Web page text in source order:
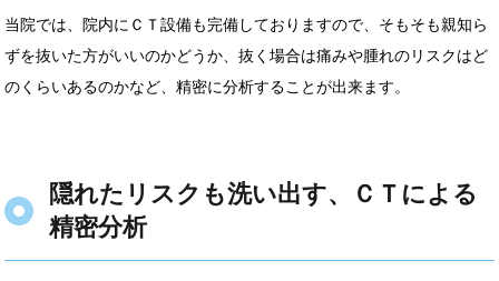
当院では、院内にＣＴ設備も完備しておりますので、そもそも親知ら
ずを抜いた方がいいのかどうか、抜く場合は痛みや腫れのリスクはど
のくらいあるのかなど、精密に分析することが出来ます。
隠れたリスクも洗い出す、ＣＴによる
精密分析